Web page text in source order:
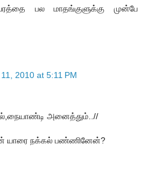
பல மாதங்குளுக்கு முன்பே
2010 at 5:11 PM
அனைத்தும்..//
யாரை நக்கல் பண்ணினேன்?